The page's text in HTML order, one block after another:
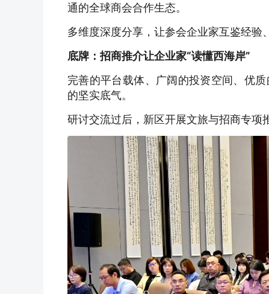
通的全球商会合作生态。
多维度深度分享，让参会企业家互鉴经验
底牌：招商推介让企业家“读懂西海岸”
完善的平台载体、广阔的投资空间、优
的坚实底气。
研讨交流过后，新区开展文旅与招商专项